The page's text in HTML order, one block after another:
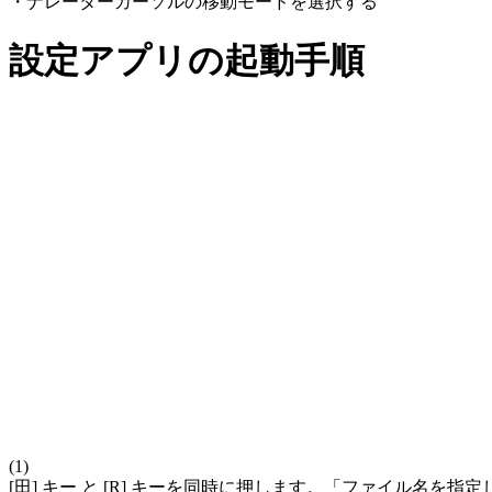
設定アプリの起動手順
(1)
[田] キー と [R] キーを同時に押します。「ファイル名を指定